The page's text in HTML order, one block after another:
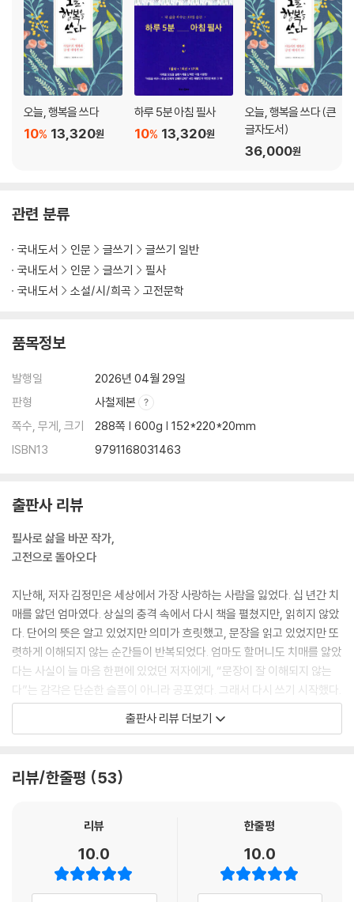
023. 연인, 마르그리트 뒤라스 - 첫사랑의 매혹적인 독백
024. 다섯째 아이, 도리스 레싱 - 평화 속에 숨겨진 낯선 공포
025. 여름, 이디스 워튼 - 찬란하고 짧았던 청춘의 계절
026. 크리스마스 캐럴, 찰스 디킨스 - 용서와 나눔의 마법 같은 여정
027. 농담, 밀란 쿤데라 - 역사의 부조리가 빚어낸 운명
028. 변신 이야기, 오비디우스 - 모든 이야기의 시원이자 원형
029. 날개, 이상 - 분열된 자의식의 현대적 선언
030. 지하생활자의 수기, 표도르 도스토옙스키 - 내면의 모순과 심연의
032. 백년 동안의 고독, 가브리엘 가르시아 마르케스 - 인간 존재의 근원
033. 구운몽, 김만중 - 인생무상과 삶의 본질
034. 설국, 가와바타 야스나리 - 허무 속에서 발견한 탐미적 미학
035. 무진기행, 김승옥 - 허무의 안개 속 자아 성찰
037. 파리대왕, 윌리엄 골딩 - 고립된 인간 본성의 민낯
3장. 삶이 깊어지는 첫 문장의 힘
038. 이방인, 알베르 카뮈 - 부조리한 세계의 서막
040. 댈러웨이 부인, 버지니아 울프 - 찰나의 순간과 의식의 흐름
041. 참을 수 없는 존재의 가벼움, 밀란 쿤데라 - 존재의 무게에 대한 방황
044. 이선 프롬, 이디스 워튼 - 차가운 겨울 속 비극적 열망
045. 개를 데리고 다니는 여인, 안톤 체호프 - 일상 속에 찾아온 진실한 감
정
047. 두 도시 이야기, 찰스 디킨스 - 혁명 속의 숭고한 희생과 사랑
048. 게잡이 공선, 고바야시 다키지 - 극한에서 깨어난 저항 정신
049. 나는 고양이로소이다, 나쓰메 소세키 - 고양이의 눈으로 본 지식인
의 위선
050. 모래의 여자, 아베 코보 - 사라진 일상과 실존적 공포
051. 네루다의 우편 배달부, 안토니오 스카르메타 - 은유가 일깨운 삶의
052. 인간의 굴레에서, 서머싯 몸 - 방황 끝에 도달한 삶의 긍정
054. 설득, 제인 오스틴 - 시간이 증명한 진실한 사랑
PART 2 고전 소설의 명문장
4장. 온기를 채우는 따스한 명문장
056. 어린 왕자, 생텍쥐페리 - 가장 중요한 것은 눈에 보이지 않아
오늘, 행복을 쓰다
13,320원
10%
하루 5분 아침 필사
13,320원
10%
오늘, 행복을 쓰다 (큰
글자도서)
36,000원
관련 분류
국내도서 인문 글쓰기
글쓰기 일반
국내도서
인문 글쓰기
필사
국내도서
소설/시/희곡 고전문학
품목정보
발행일
2026년 04월 29일
판형
사철제본
쪽수, 무게, 크기
288쪽 | 600g | 152*220*20mm
ISBN13
9791168031463
출판사 리뷰
필사로 삶을 바꾼 작가,
고전으로 돌아오다
지난해, 저자 김정민은 세상에서 가장 사랑하는 사람을 잃었다. 십 년간 치
매를 앓던 엄마였다. 상실의 충격 속에서 다시 책을 펼쳤지만, 읽히지 않았
다. 단어의 뜻은 알고 있었지만 의미가 흐릿했고, 문장을 읽고 있었지만 또
렷하게 이해되지 않는 순간들이 반복되었다. 엄마도 할머니도 치매를 앓았
다는 사실이 늘 마음 한편에 있었던 저자에게, “문장이 잘 이해되지 않는
다”는 감각은 단순한 슬픔이 아니라 공포였다. 그래서 다시 쓰기 시작했다.
세상의 소음을 덜 담고 있으면서도 지나치게 무겁지 않은 언어를 지닌 고
전 소설을 펼치고, 문단을 끊어 읽고, 의미를 곱씹고, 그 문장을 직접 손으
황장애로 하루하루가 힘겹던 시절, 저자는 좋은 문장을 마음에 새기기 위
다. 그리고 어느 순간 생각과 관점이 바뀌기 시작했고, 오랜 시간 자신을 괴
롭히던 우울과 공황에서 벗어났다. 그 경험을 바탕으로 쓴 책이 『오늘, 행
복을 쓰다』였고, 15만 명이 넘는 독자의 선택을 받았다. 필사는 실제로 사
출판사 리뷰 더보기
리뷰/한줄평 53
리뷰
10.0
한줄평
10.0